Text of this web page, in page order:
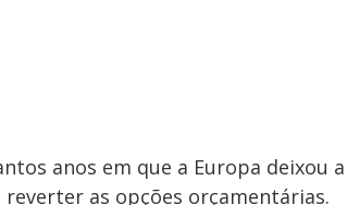
anos em que a Europa deixou a
reverter as opções orçamentárias.